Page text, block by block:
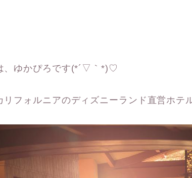
、ゆかぴろです(*´▽｀*)♡
リフォルニアのディズニーランド直営ホテ